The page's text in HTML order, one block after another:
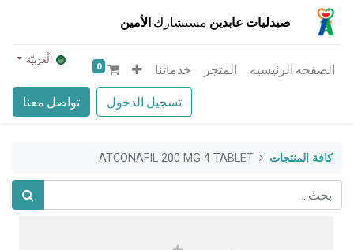
صيدليات عابدين مستشارك الأمين
تسجيل الدخول تواصل معنا
الصفحه الرئيسيه المتجر خدماتنا 0 الْعَرَبيّة
كافة المنتجات ATCONAFIL 200 MG 4 TABLET